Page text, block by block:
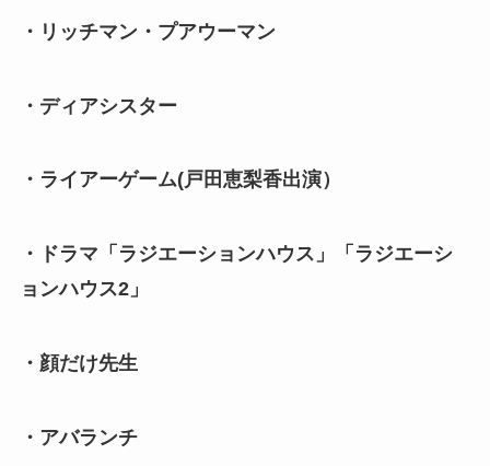
・リッチマン・プアウーマン
・ディアシスター
・ライアーゲーム(戸田恵梨香出演）
・ドラマ「ラジエーションハウス」「ラジエーシ
ョンハウス2」
・顔だけ先生
・アバランチ